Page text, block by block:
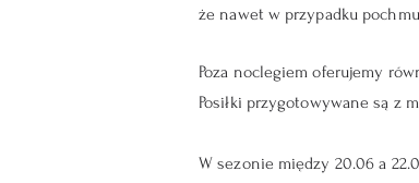
że nawet w przypadku
Poza noclegiem oferujemy
Posiłki przygotowywane są z
W sezonie między 20.06 a